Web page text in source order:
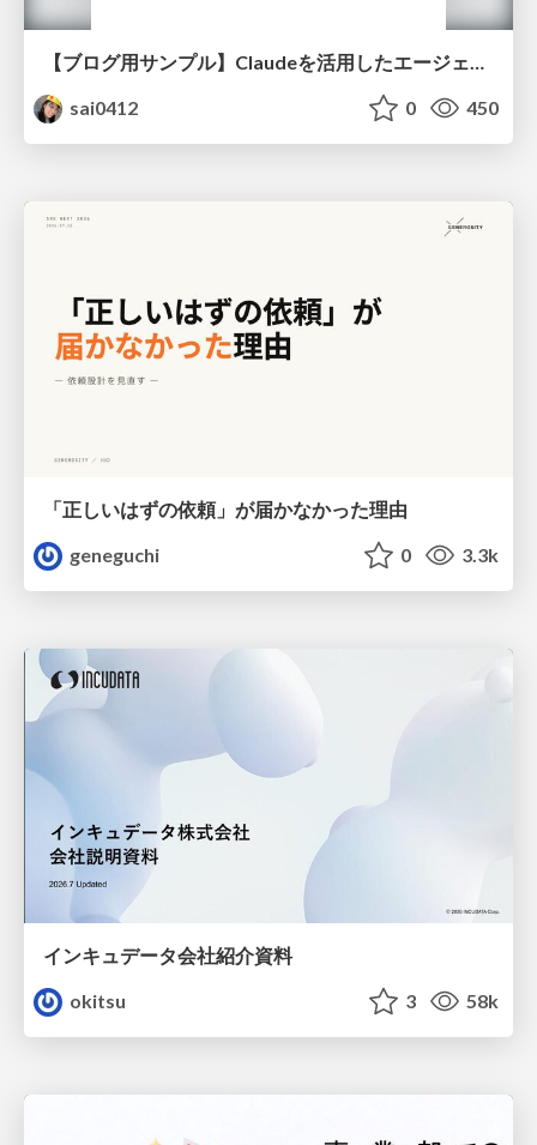
【ブログ用サンプル】Claudeを活用したエージェント分析レポート自動生成例
sai0412
0 450
「正しいはずの依頼」が届かなかった理由
geneguchi
0 3.3k
インキュデータ会社紹介資料
okitsu
3 58k